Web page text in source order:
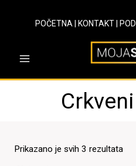
POČETNA KONTAKT|
Prikazano je svih 3 rezultata